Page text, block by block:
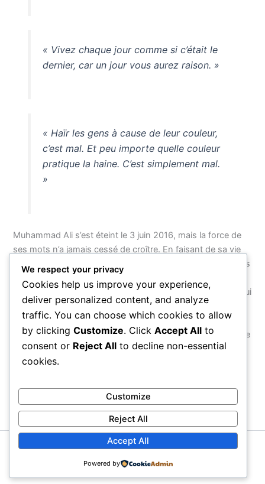
« Vivez chaque jour comme si c’était le
dernier, car un jour vous aurez raison. »
« Haïr les gens à cause de leur couleur,
c’est mal. Et peu importe quelle couleur
pratique la haine. C’est simplement mal.
»
Muhammad Ali s’est éteint le 3 juin 2016, mais la force de
ses mots n’a jamais cessé de croître. En faisant de sa vie
entière — de son nom à ses combats, de sa foi à son refus
d’obéir à une guerre injuste — un acte de résistance
cohérent, il a montré que le véritable courage n’est pas celui
que l’on exerce dans une arène, mais celui que l’on
manifeste face au monde. Ses citations survivront parce
qu’elles ne parlent pas d’un homme : elles parlent de ce que
chaque être humain peut choisir d’être.
PRÉCÉDENT SUIVANT
Copyright © 2026 Proverbial
We respect your privacy
Cookies help us improve your experience,
deliver personalized content, and analyze
traffic. You can choose which cookies to allow
by clicking Customize. Click Accept All to
consent or Reject All to decline non-essential
cookies.
Customize
Reject All
Accept All
Powered by